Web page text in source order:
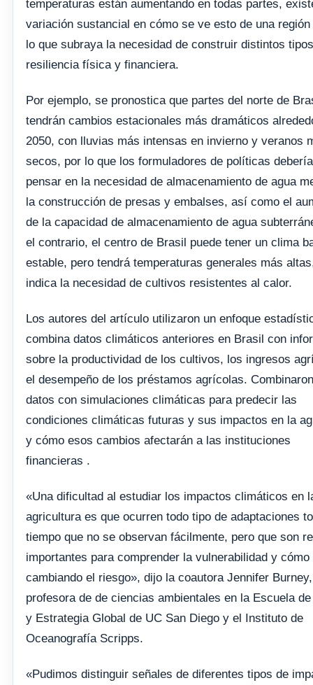
temperaturas están aumentando en todas partes,
variación sustancial en cómo se ve esto de una
lo que subraya la necesidad de construir distintos
resiliencia física y financiera.
Por ejemplo, se pronostica que partes del norte de
tendrán cambios estacionales más dramáticos
2050, con lluvias más intensas en invierno y veranos
secos, por lo que los formuladores de políticas
pensar en la necesidad de almacenamiento de agua
la construcción de presas y embalses, así como el
de la capacidad de almacenamiento de agua
el contrario, el centro de Brasil puede tener un clima
estable, pero tendrá temperaturas generales más
indica la necesidad de cultivos resistentes al calor.
Los autores del artículo utilizaron un enfoque
combina datos climáticos anteriores en Brasil con
sobre la productividad de los cultivos, los ingresos
el desempeño de los préstamos agrícolas.
datos con simulaciones climáticas para predecir las
condiciones climáticas futuras y sus impactos en la
y cómo esos cambios afectarán a las instituciones
financieras .
«Una dificultad al estudiar los impactos climáticos en
agricultura es que ocurren todo tipo de adaptaciones
tiempo que no se observan fácilmente, pero que son
importantes para comprender la vulnerabilidad y cómo
cambiando el riesgo», dijo la coautora Jennifer Burney,
profesora de de ciencias ambientales en la Escuela
y Estrategia Global de UC San Diego y el Instituto de
Oceanografía Scripps.
«Pudimos distinguir señales de diferentes tipos de